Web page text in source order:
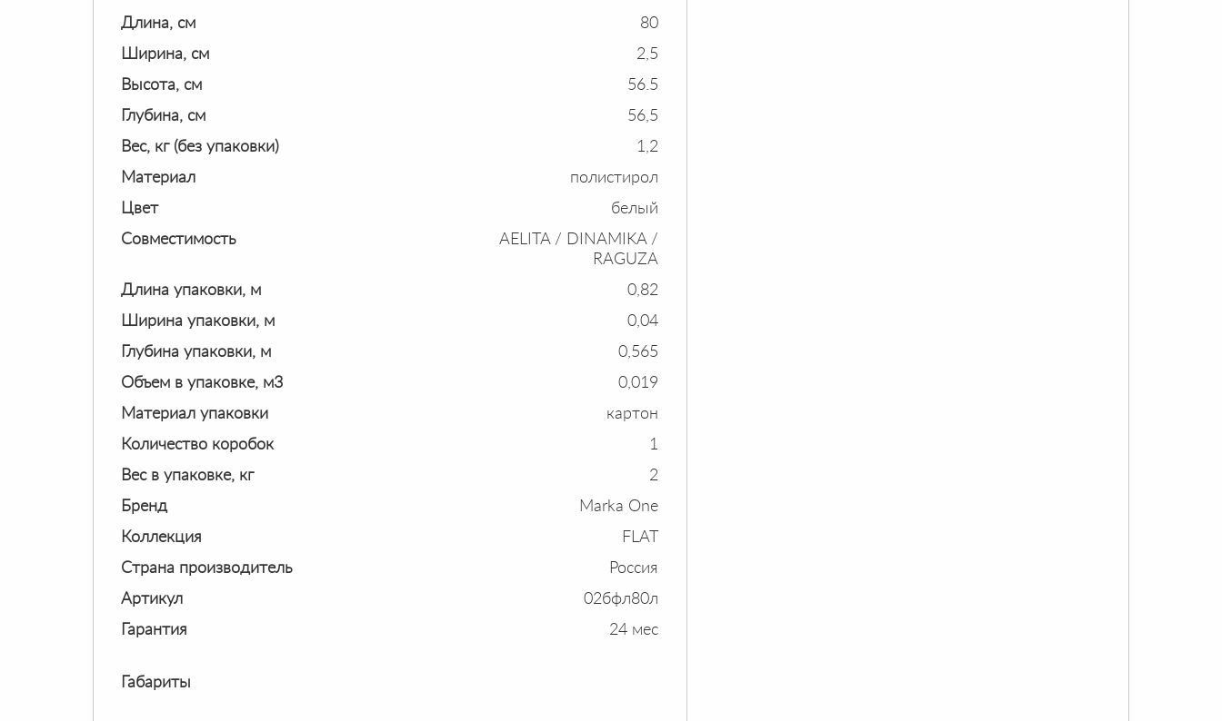
Длина, см
80
Ширина, см
2,5
Высота, см
56.5
Глубина, см
56,5
Вес, кг (без упаковки)
1,2
Материал
полистирол
Цвет
белый
Совместимость
AELITA / DINAMIKA /
RAGUZA
Длина упаковки, м
0,82
Ширина упаковки, м
0,04
Глубина упаковки, м
0,565
Объем в упаковке, м3
0,019
Материал упаковки
картон
Количество коробок
1
Вес в упаковке, кг
2
Бренд
Marka One
Коллекция
FLAT
Страна производитель
Россия
Артикул
02бфл80л
Гарантия
24 мес
Габариты